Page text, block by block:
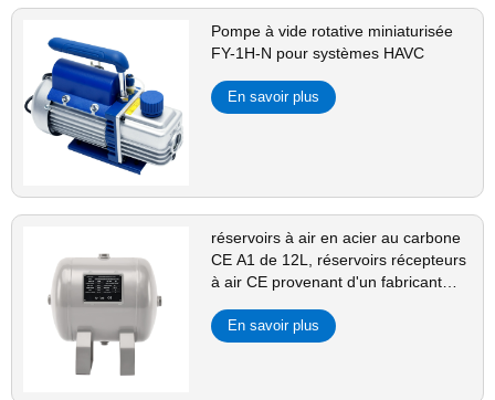
Pompe à vide rotative miniaturisée
FY-1H-N pour systèmes HAVC
En savoir plus
réservoirs à air en acier au carbone
CE A1 de 12L, réservoirs récepteurs
à air CE provenant d'un fabricant
En savoir plus